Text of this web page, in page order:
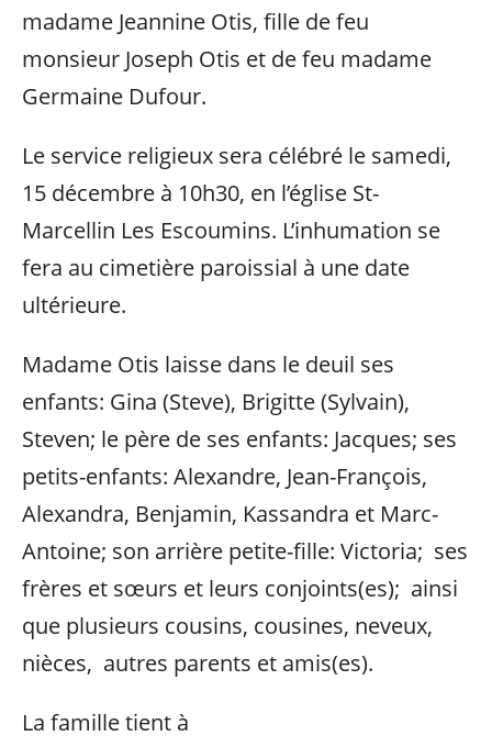
madame Jeannine Otis, fille de feu
monsieur Joseph Otis et de feu madame
Germaine Dufour.
Le service religieux sera célébré le samedi,
15 décembre à 10h30, en l’église St-
Marcellin Les Escoumins. L’inhumation se
fera au cimetière paroissial à une date
ultérieure.
Madame Otis laisse dans le deuil ses
enfants: Gina (Steve), Brigitte (Sylvain),
Steven; le père de ses enfants: Jacques; ses
petits-enfants: Alexandre, Jean-François,
Alexandra, Benjamin, Kassandra et Marc-
Antoine; son arrière petite-fille: Victoria; ses
frères et sœurs et leurs conjoints(es); ainsi
que plusieurs cousins, cousines, neveux,
nièces, autres parents et amis(es).
La famille tient à